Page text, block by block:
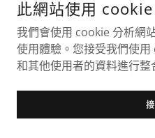
此網站使用 cookie
我們會使用 cookie 分析網
使用體驗。您接受我們使
和其他使用者的資料進行整